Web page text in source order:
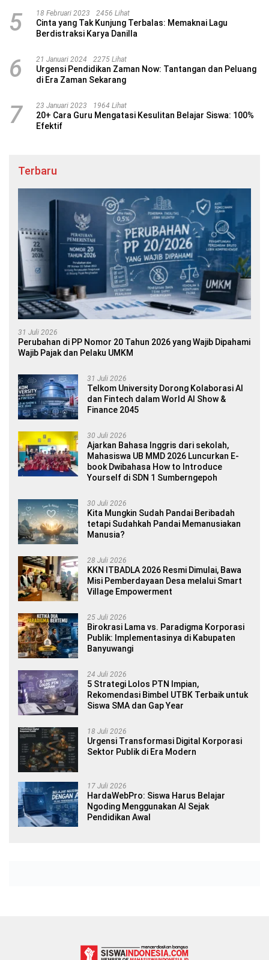
5 18 Februari 2023 2456 Lihat
Cinta yang Tak Kunjung Terbalas: Memaknai Lagu
Berdistraksi Karya Danilla
6 21 Januari 2024 2275 Lihat
Urgensi Pendidikan Zaman Now: Tantangan dan Peluang
di Era Zaman Sekarang
7 23 Januari 2023 1964 Lihat
20+ Cara Guru Mengatasi Kesulitan Belajar Siswa: 100%
Efektif
Terbaru
31 Juli 2026
Perubahan di PP Nomor 20 Tahun 2026 yang Wajib Dipahami
Wajib Pajak dan Pelaku UMKM
31 Juli 2026
Telkom University Dorong Kolaborasi AI
dan Fintech dalam World AI Show &
Finance 2045
30 Juli 2026
Ajarkan Bahasa Inggris dari sekolah,
Mahasiswa UB MMD 2026 Luncurkan E-
book Dwibahasa How to Introduce
Yourself di SDN 1 Sumberngepoh
30 Juli 2026
Kita Mungkin Sudah Pandai Beribadah
tetapi Sudahkah Pandai Memanusiakan
Manusia?
28 Juli 2026
KKN ITBADLA 2026 Resmi Dimulai, Bawa
Misi Pemberdayaan Desa melalui Smart
Village Empowerment
25 Juli 2026
Birokrasi Lama vs. Paradigma Korporasi
Publik: Implementasinya di Kabupaten
Banyuwangi
24 Juli 2026
5 Strategi Lolos PTN Impian,
Rekomendasi Bimbel UTBK Terbaik untuk
Siswa SMA dan Gap Year
18 Juli 2026
Urgensi Transformasi Digital Korporasi
Sektor Publik di Era Modern
17 Juli 2026
HardaWebPro: Siswa Harus Belajar
Ngoding Menggunakan AI Sejak
Pendidikan Awal